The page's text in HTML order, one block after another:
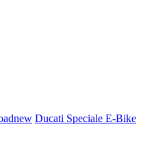
new Ducati Speciale E-Bike